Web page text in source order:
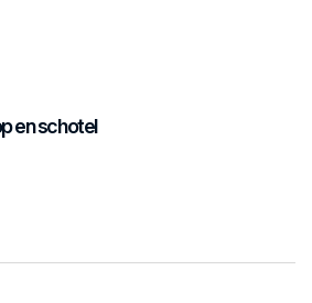
en schotel